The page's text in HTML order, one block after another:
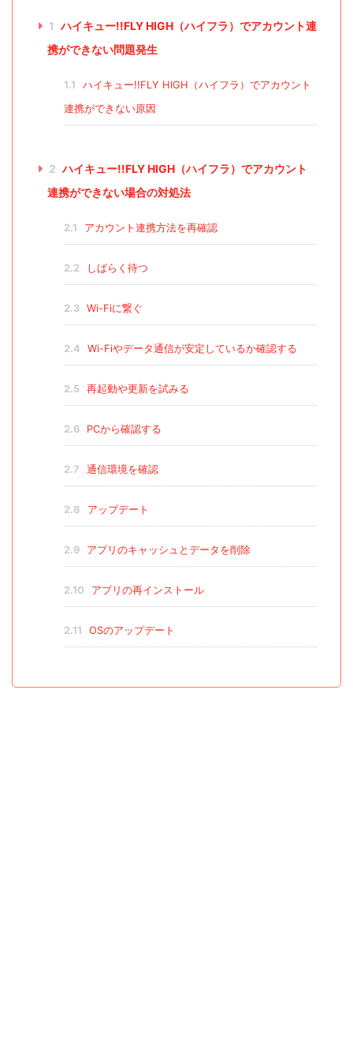
1 ハイキュー!!FLY HIGH（ハイフラ）でアカウント連
携ができない問題発生
1.1
ハイキュー!!FLY HIGH（ハイフラ）でアカウント
連携ができない原因
2 ハイキュー!!FLY HIGH（ハイフラ）でアカウント
連携ができない場合の対処法
2.1 アカウント連携方法を再確認
2.2 しばらく待つ
2.3 Wi-Fiに繋ぐ
2.4 Wi-Fiやデータ通信が安定しているか確認する
2.5 再起動や更新を試みる
2.6 PCから確認する
2.7 通信環境を確認
2.8 アップデート
2.9 アプリのキャッシュとデータを削除
2.10 アプリの再インストール
2.11 OSのアップデート